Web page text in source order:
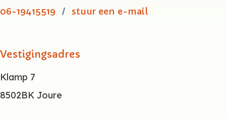
06-19415519 stuur een e-mail
Vestigingsadres
Klamp 7
8502BK Joure